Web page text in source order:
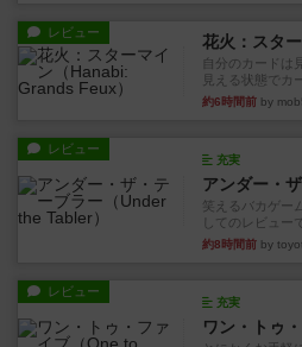
レビュー 花火：スタ
自分のカードは
見える状態でカ
約6時間前 by
レビュー
充実
アンダー・
笑えるバカゲー
してのレビュー
約8時間前 by
レビュー
充実
ワン・トゥ